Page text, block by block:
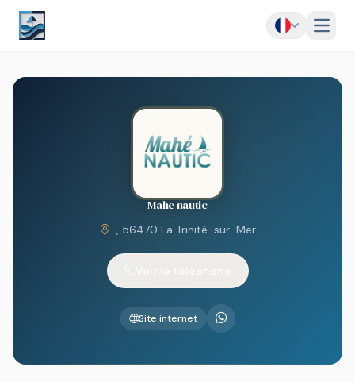
Menu
Mahe nautic
-, 56470 La Trinité-sur-Mer
Site internet